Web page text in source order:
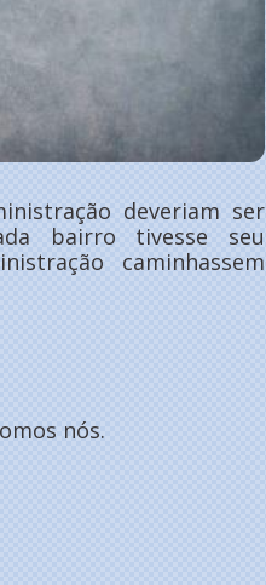
deveriam ser
bairro tivesse seu
caminhassem
nós.